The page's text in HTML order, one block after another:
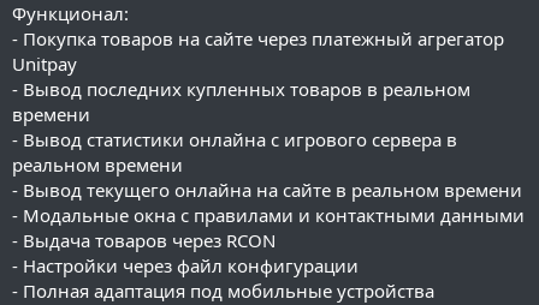
Функционал:
- Покупка товаров на сайте через платежный агрегатор
Unitpay
- Вывод последних купленных товаров в реальном
времени
- Вывод статистики онлайна с игрового сервера в
реальном времени
- Вывод текущего онлайна на сайте в реальном времени
- Модальные окна с правилами и контактными данными
- Выдача товаров через RCON
- Настройки через файл конфигурации
- Полная адаптация под мобильные устройства